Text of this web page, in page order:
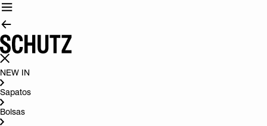
NEW IN
Sapatos
Bolsas